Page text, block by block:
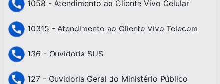
1058 - Atendimento ao Cliente Vivo Celular
10315 - Atendimento ao Cliente Vivo Telecom
136 - Ouvidoria SUS
127 - Ouvidoria Geral do Ministério Público